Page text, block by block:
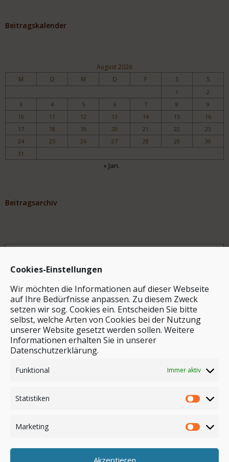
Cookies-Einstellungen
Wir möchten die Informationen auf dieser Webseite
auf Ihre Bedürfnisse anpassen. Zu diesem Zweck
setzen wir sog. Cookies ein. Entscheiden Sie bitte
selbst, welche Arten von Cookies bei der Nutzung
unserer Website gesetzt werden sollen. Weitere
Informationen erhalten Sie in unserer
Datenschutzerklärung.
Funktional Immer aktiv
Statistiken
Marketing
Akzeptieren
Beitragskalender
August 2026
M D M D F S S
1
2
3
4 5 6 7 8
9
10
11 12 13 14 15
16
17
18 19 20 21 22
23
24
25 26 27 28 29
30
31
« Jan.
Beitragsarchiv
Archiv
Stichwortsuche